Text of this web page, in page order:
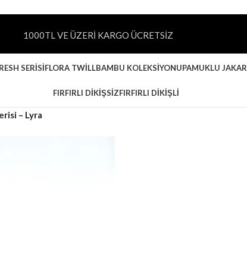
1000TL VE ÜZERİ KARGO ÜCRETSİZ
SERISIFLORA TWILLBAMBU KOLEKSIYONUPAMUKLU JAKAR
FIRFIRLI DIKIŞSIZFIRFIRLI DIKIŞLI
– Lyra